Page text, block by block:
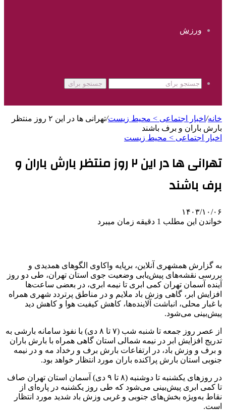
ورزش
جستجو برای
خانه/ اخبار اجتماعی > محیط زیست/
تهرانی ها در این ۲ روز منتظر
بارش باران و برف باشند
اخبار اجتماعی > محیط زیست
تهرانی ها در این ۲ روز منتظر بارش باران و
برف باشند
۱۴۰۳/۱۰/۰۶
خواندن این مطلب 1 دقیقه زمان میبرد
به گزارش همشهری آنلاین،‌ برپایه واکاوی الگوهای همدیدی و
بررسی نقشه‌های پیش‌یابی وضعیت جوی استان تهران، طی دو روز
آینده آسمان تهران کمی ابری تا نیمه ابری، در بعضی ساعت‌ها
افزایش ابر، گاهی وزش باد ملایم و در مناطق پرتردد شهری همراه
با غبار محلی، انباشت آلاینده‌ها، کاهش کیفیت هوا و کاهش دید
پیش‌بینی می‌شود.
از عصر روز جمعه تا شنبه شب (۷ تا ۸ دی) با نفوذ سامانه بارشی به
تدریج افزایش ابر در نیمه شمالی استان گاهی همراه با بارش باران
و برف و وزش باد، در ارتفاعات بارش برف و رخداد مه و در نیمه
جنوبی استان بارش پراکنده باران مورد انتظار خواهد بود.
در روزهای یکشنبه تا دوشنبه (۸ تا ۹ دی) آسمان استان تهران صاف
تا کمی ابری پیش‌بینی می‌شود که طی روز یکشنبه در پاره‌ای از
نقاط به‌ویژه بخش‌های جنوبی و غربی وزش باد شدید مورد انتظار
است.